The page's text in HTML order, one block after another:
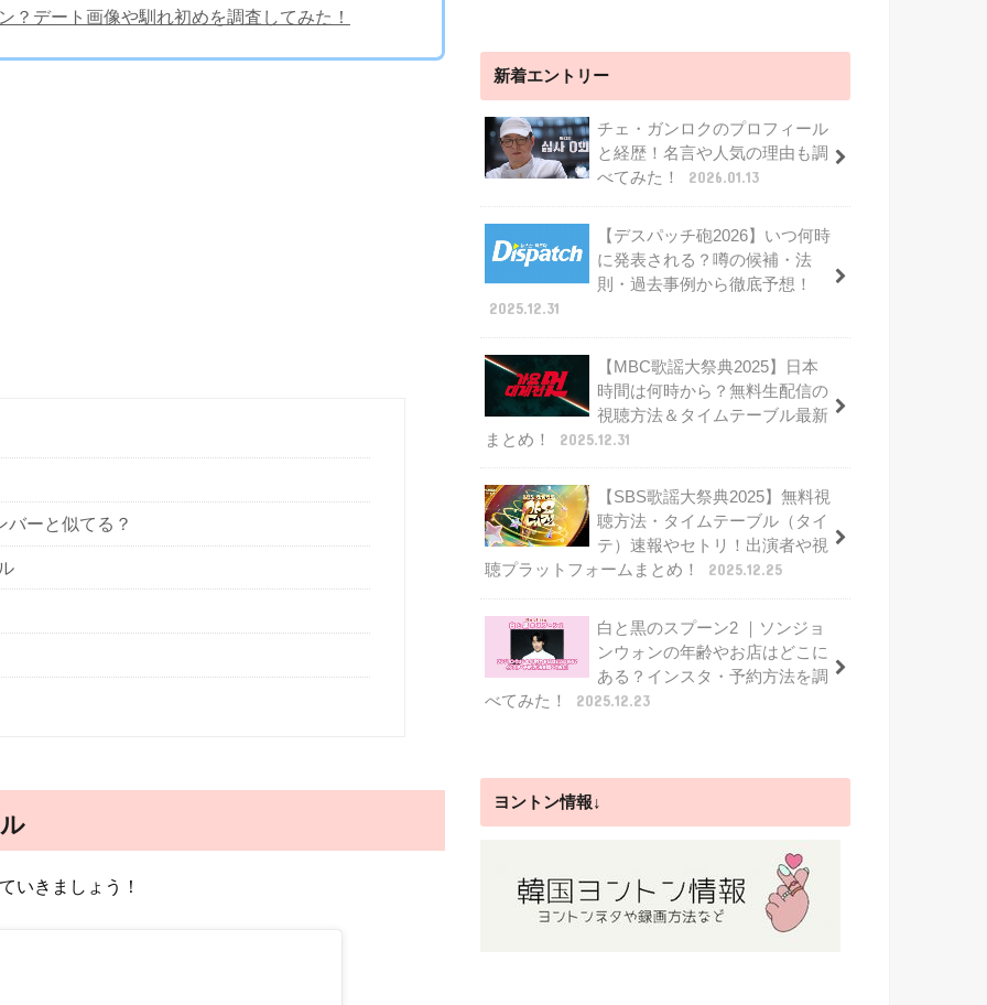
？デート画像や馴れ初めを調査してみた！
バーと似てる？
いきましょう！
新着エントリー
チェ・ガンロクのプロフィール
と経歴！名言や人気の理由も調
べてみた！
2026.01.13
【デスパッチ砲2026】いつ何時
に発表される？噂の候補・法
則・過去事例から徹底予想！
2025.12.31
【MBC歌謡大祭典2025】日本
時間は何時から？無料生配信の
視聴方法＆タイムテーブル最新
まとめ！
2025.12.31
【SBS歌謡大祭典2025】無料視
聴方法・タイムテーブル（タイ
テ）速報やセトリ！出演者や視
聴プラットフォームまとめ！
2025.12.25
白と黒のスプーン2 ｜ソンジョ
ンウォンの年齢やお店はどこに
ある？インスタ・予約方法を調
べてみた！
2025.12.23
ヨントン情報↓